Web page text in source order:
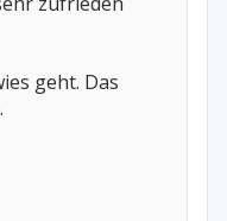
geht. Das